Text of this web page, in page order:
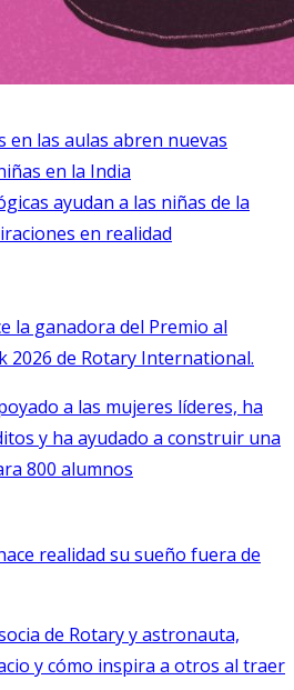
en las aulas abren nuevas
en la India
ayudan a las niñas de la
en realidad
la ganadora del Premio al
2026 de Rotary International.
a las mujeres líderes, ha
y ha ayudado a construir una
800 alumnos
realidad su sueño fuera de
de Rotary y astronauta,
y cómo inspira a otros al traer